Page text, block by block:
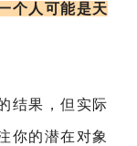
个人可能是天
结果，但实际
你的潜在对象